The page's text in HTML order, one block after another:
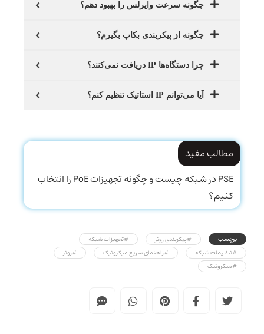
چگونه سرعت وایرلس را بهبود دهم؟
چگونه از پیکربندی بکاپ بگیرم؟
چرا دستگاه‌ها IP دریافت نمی‌کنند؟
آیا می‌توانم IP استاتیک تنظیم کنم؟
مطالب مفید
PSE در شبکه چیست و چگونه تجهیزات PoE را انتخاب
کنیم؟
برچسب #پیکربندی روتر
#تجهیزات شبکه
#تنظیمات شبکه
#راهنمای سریع میکروتیک
#روتر
#میکروتیک